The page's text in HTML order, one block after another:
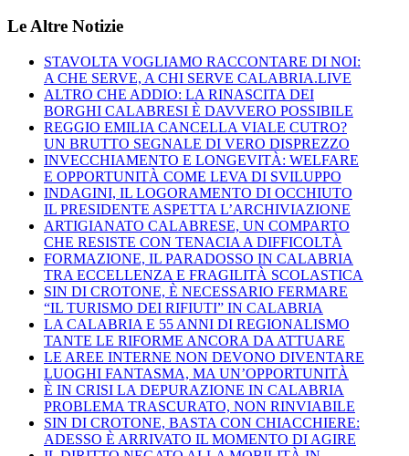
Le Altre Notizie
STAVOLTA VOGLIAMO RACCONTARE DI NOI:
A CHE SERVE, A CHI SERVE CALABRIA.LIVE
ALTRO CHE ADDIO: LA RINASCITA DEI
BORGHI CALABRESI È DAVVERO POSSIBILE
REGGIO EMILIA CANCELLA VIALE CUTRO?
UN BRUTTO SEGNALE DI VERO DISPREZZO
INVECCHIAMENTO E LONGEVITÀ: WELFARE
E OPPORTUNITÀ COME LEVA DI SVILUPPO
INDAGINI, IL LOGORAMENTO DI OCCHIUTO
IL PRESIDENTE ASPETTA L’ARCHIVIAZIONE
ARTIGIANATO CALABRESE, UN COMPARTO
CHE RESISTE CON TENACIA A DIFFICOLTÀ
FORMAZIONE, IL PARADOSSO IN CALABRIA
TRA ECCELLENZA E FRAGILITÀ SCOLASTICA
SIN DI CROTONE, È NECESSARIO FERMARE
“IL TURISMO DEI RIFIUTI” IN CALABRIA
LA CALABRIA E 55 ANNI DI REGIONALISMO
TANTE LE RIFORME ANCORA DA ATTUARE
LE AREE INTERNE NON DEVONO DIVENTARE
LUOGHI FANTASMA, MA UN’OPPORTUNITÀ
È IN CRISI LA DEPURAZIONE IN CALABRIA
PROBLEMA TRASCURATO, NON RINVIABILE
SIN DI CROTONE, BASTA CON CHIACCHIERE:
ADESSO È ARRIVATO IL MOMENTO DI AGIRE